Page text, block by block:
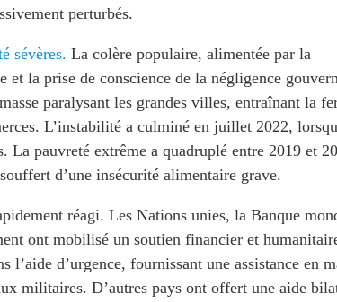
perturbés.
sévères. La colère populaire, alimentée par la
et la prise de conscience de la négligence
paralysant les grandes villes, entraînant la
L’instabilité a culminé en juillet 2022,
La pauvreté extrême a quadruplé entre 2019 et
d’une insécurité alimentaire grave.
réagi. Les Nations unies, la Banque
ont mobilisé un soutien financier et
l’aide d’urgence, fournissant une assistance en
militaires. D’autres pays ont offert une aide